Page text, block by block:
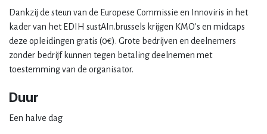
Dankzij de steun van de Europese Commissie en Innoviris in het
kader van het EDIH sustAIn.brussels krijgen KMO's en midcaps
deze opleidingen gratis (0€). Grote bedrijven en deelnemers
zonder bedrijf kunnen tegen betaling deelnemen met
toestemming van de organisator.
Duur
Een halve dag